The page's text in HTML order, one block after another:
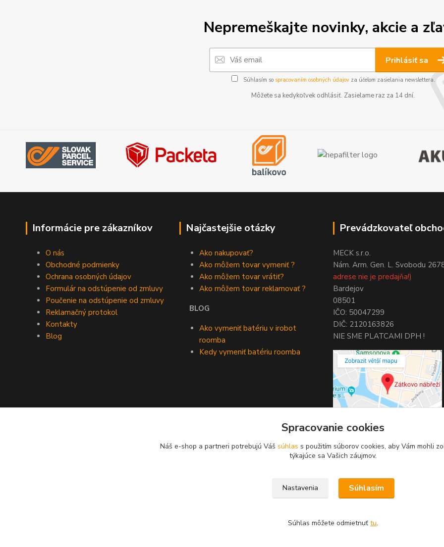
Nepremeškajte novinky, akcie a
Prihlásiť sa
Súhlasím so spracovaním osobných údajovza účelom zasielania newslettera.
Môžete sa kedykoľvek odhlásiť. Zasielame raz za 14 dní.
Informácie pre zákazníkov
O nás
Obchodné podmienky
Ochrana osobných údajov
Formulár na odstúpenie od zmluvy
Poučenie na odstúpenie od zmluvy
Reklamačný protokol
Kontakty
Blog
Najčastejšie otázky
Ako nakupovať?
Ako môžem tovar vymeniť ?
Ako môžem tovar vrátiť?
Ako môžem tovar reklamovať ?
BLOG
Ako vymeniť batériu v irobot
roomba
Kedy vymeniť batériu roomba
Prevádzkovateľ
MECK s.r.o.
Nám. Arm. Gen. L. Svobodu
adrese nie je predajňa!)
Bardejov
08501
IČO: 50047299
DIČ: 2120163826
NIE SME PLATCAMI DPH !
Upravit sběr cookies.
Spracovanie cookies
Náš e-shop a partneri potrebujú Váš súhlas s použitím súborov cookies, aby Vám mohli
týkajúce sa Vašich záujmov.
Nastavenia Súhlasím
Súhlas môžete odmietnuť tu.